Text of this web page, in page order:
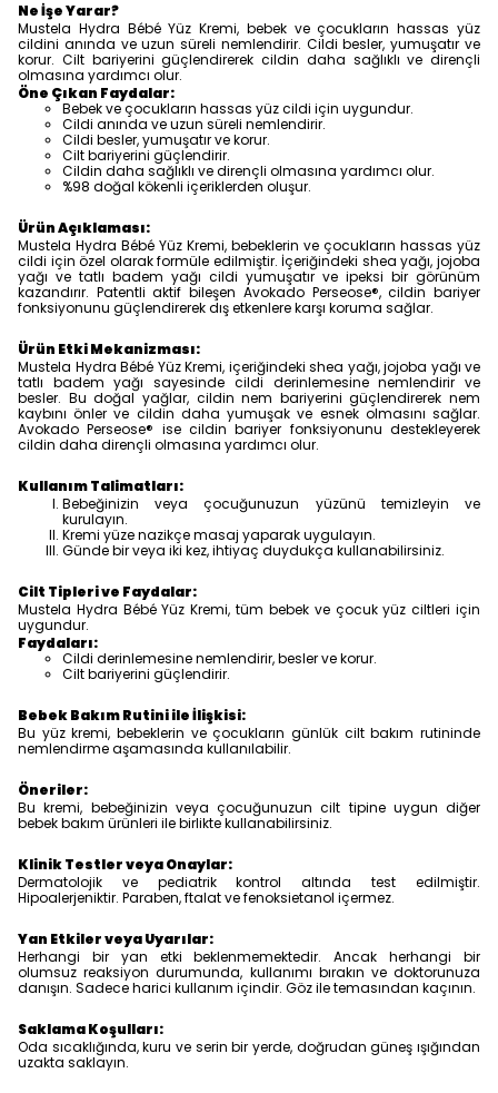
Ne İşe Yarar?
Mustela Hydra Bébé Yüz Kremi, bebek ve çocukların hassas yüz
cildini anında ve uzun süreli nemlendirir. Cildi besler, yumuşatır ve
korur. Cilt bariyerini güçlendirerek cildin daha sağlıklı ve dirençli
olmasına yardımcı olur.
Öne Çıkan Faydalar:
Bebek ve çocukların hassas yüz cildi için uygundur.
Cildi anında ve uzun süreli nemlendirir.
Cildi besler, yumuşatır ve korur.
Cilt bariyerini güçlendirir.
Cildin daha sağlıklı ve dirençli olmasına yardımcı olur.
%98 doğal kökenli içeriklerden oluşur.
Ürün Açıklaması:
Mustela Hydra Bébé Yüz Kremi, bebeklerin ve çocukların hassas yüz
cildi için özel olarak formüle edilmiştir. İçeriğindeki shea yağı, jojoba
yağı ve tatlı badem yağı cildi yumuşatır ve ipeksi bir görünüm
kazandırır. Patentli aktif bileşen Avokado Perseose®, cildin bariyer
fonksiyonunu güçlendirerek dış etkenlere karşı koruma sağlar.
Ürün Etki Mekanizması:
Mustela Hydra Bébé Yüz Kremi, içeriğindeki shea yağı, jojoba yağı ve
tatlı badem yağı sayesinde cildi derinlemesine nemlendirir ve
besler. Bu doğal yağlar, cildin nem bariyerini güçlendirerek nem
kaybını önler ve cildin daha yumuşak ve esnek olmasını sağlar.
Avokado Perseose® ise cildin bariyer fonksiyonunu destekleyerek
cildin daha dirençli olmasına yardımcı olur.
Kullanım Talimatları:
Bebeğinizin veya çocuğunuzun yüzünü temizleyin ve
kurulayın.
Kremi yüze nazikçe masaj yaparak uygulayın.
Günde bir veya iki kez, ihtiyaç duydukça kullanabilirsiniz.
Cilt Tipleri ve Faydalar:
Mustela Hydra Bébé Yüz Kremi, tüm bebek ve çocuk yüz ciltleri için
uygundur.
Faydaları:
Cildi derinlemesine nemlendirir, besler ve korur.
Cilt bariyerini güçlendirir.
Bebek Bakım Rutini ile İlişkisi:
Bu yüz kremi, bebeklerin ve çocukların günlük cilt bakım rutininde
nemlendirme aşamasında kullanılabilir.
Öneriler:
Bu kremi, bebeğinizin veya çocuğunuzun cilt tipine uygun diğer
bebek bakım ürünleri ile birlikte kullanabilirsiniz.
Klinik Testler veya Onaylar:
Dermatolojik ve pediatrik kontrol altında test edilmiştir.
Hipoalerjeniktir. Paraben, ftalat ve fenoksietanol içermez.
Yan Etkiler veya Uyarılar:
Herhangi bir yan etki beklenmemektedir. Ancak herhangi bir
olumsuz reaksiyon durumunda, kullanımı bırakın ve doktorunuza
danışın. Sadece harici kullanım içindir. Göz ile temasından kaçının.
Saklama Koşulları:
Oda sıcaklığında, kuru ve serin bir yerde, doğrudan güneş ışığından
uzakta saklayın.